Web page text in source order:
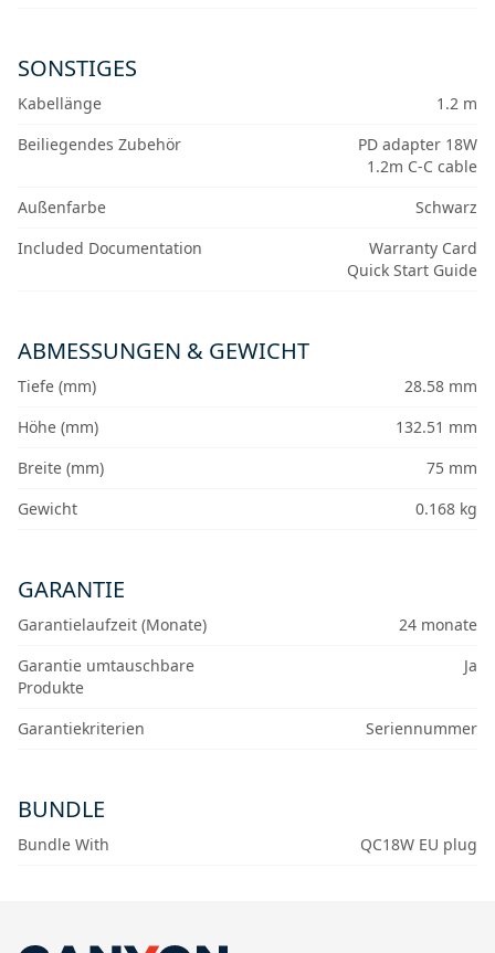
SONSTIGES
Kabellänge
1.2 m
Beiliegendes Zubehör
PD adapter 18W
1.2m C-C cable
Außenfarbe
Schwarz
Included Documentation
Warranty Card
Quick Start Guide
ABMESSUNGEN & GEWICHT
Tiefe (mm)
28.58 mm
Höhe (mm)
132.51 mm
Breite (mm)
75 mm
Gewicht
0.168 kg
GARANTIE
Garantielaufzeit (Monate)
24 monate
Garantie umtauschbare
Produkte
Ja
Garantiekriterien Seriennummer
BUNDLE
Bundle With QC18W EU plug